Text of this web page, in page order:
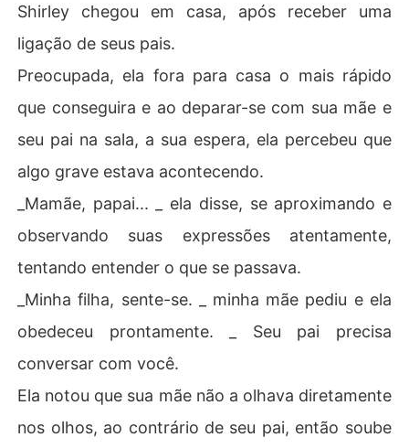
Shirley chegou em casa, após receber uma
ligação de seus pais.
Preocupada, ela fora para casa o mais rápido
que conseguira e ao deparar-se com sua mãe e
seu pai na sala, a sua espera, ela percebeu que
algo grave estava acontecendo.
_Mamãe, papai... _ ela disse, se aproximando e
observando suas expressões atentamente,
tentando entender o que se passava.
_Minha filha, sente-se. _ minha mãe pediu e ela
obedeceu prontamente. _ Seu pai precisa
conversar com você.
Ela notou que sua mãe não a olhava diretamente
nos olhos, ao contrário de seu pai, então soube